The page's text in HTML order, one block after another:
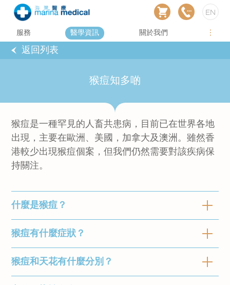
EN
服務 醫學資訊 關於我們
返回列表
猴痘知多啲
猴痘是一種罕見的人畜共患病，目前已在世界各地
出現，主要在歐洲、美國，加拿大及澳洲。雖然香
港較少出現猴痘個案，但我們仍然需要對該疾病保
持關注。
什麼是猴痘？
猴痘是一種罕見的人畜共患病，由感染猴痘病毒
引起。猴痘在 1958 年被首次發現。第一宗人類
病例在 1970 年剛果出現。
猴痘有什麼症狀？
猴痘的常見症狀包括：
猴痘和天花有什麼分別？